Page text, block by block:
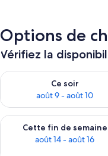
Options de
Vérifiez la
Ce soir
août 9 - août 10
Vérifier la disponibilité
Cette fin de semaine
août 14 - août 16
Vérifier la disponibilité